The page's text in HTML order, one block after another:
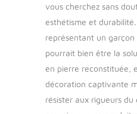
vous cherchez sans
esthétisme et
représentant un
pourrait bien être la
en pierre reconstituée,
décoration captivante
résister aux rigueurs du